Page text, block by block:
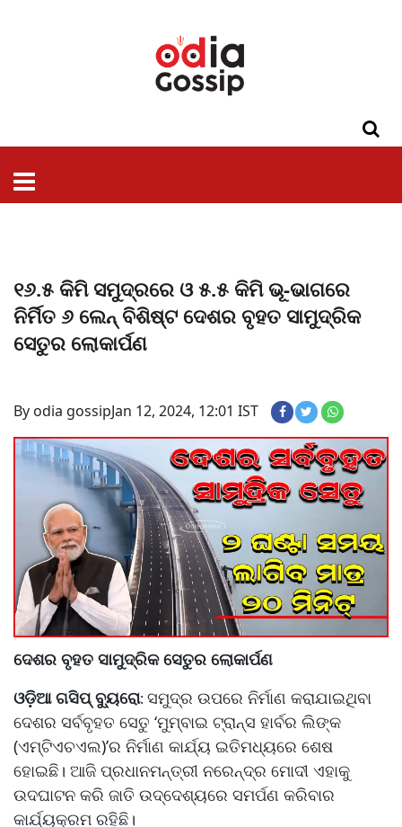
୧୬.୫ କିମି ସମୁଦ୍ରରେ ଓ ୫.୫ କିମି ଭୂ-ଭାଗରେ
ନିର୍ମିତ ୬ ଲେନ୍‌ ବିଶିଷ୍ଟ ଦେଶର ବୃହତ ସାମୁଦ୍ରିକ
ସେତୁର ଲୋକାର୍ପଣ
By odia gossipJan 12, 2024, 12:01 IST
ଦେଶର ବୃହତ ସାମୁଦ୍ରିକ ସେତୁର ଲୋକାର୍ପଣ
ଓଡ଼ିଆ ଗସିପ୍ ବ୍ୟୁରୋ: ସମୁଦ୍ର ଉପରେ ନିର୍ମାଣ କରାଯାଇଥିବା
ଦେଶର ସର୍ବବୃହତ ସେତୁ ‘ମୁମ୍ବାଇ ଟ୍ରାନ୍ସ ହାର୍ବର ଲିଙ୍କ
(ଏମ୍‌ଟିଏଚଏଲ)’ର ନିର୍ମାଣ କାର୍ଯ୍ୟ ଇତିମଧ୍ୟରେ ଶେଷ
ହୋଇଛି। ଆଜି ପ୍ରଧାନମନ୍ତ୍ରୀ ନରେନ୍ଦ୍ର ମୋଦୀ ଏହାକୁ
ଉଦଘାଟନ କରି ଜାତି ଉଦ୍ଦେଶ୍ୟରେ ସମର୍ପଣ କରିବାର
କାର୍ଯ୍ୟକ୍ରମ ରହିଛି।